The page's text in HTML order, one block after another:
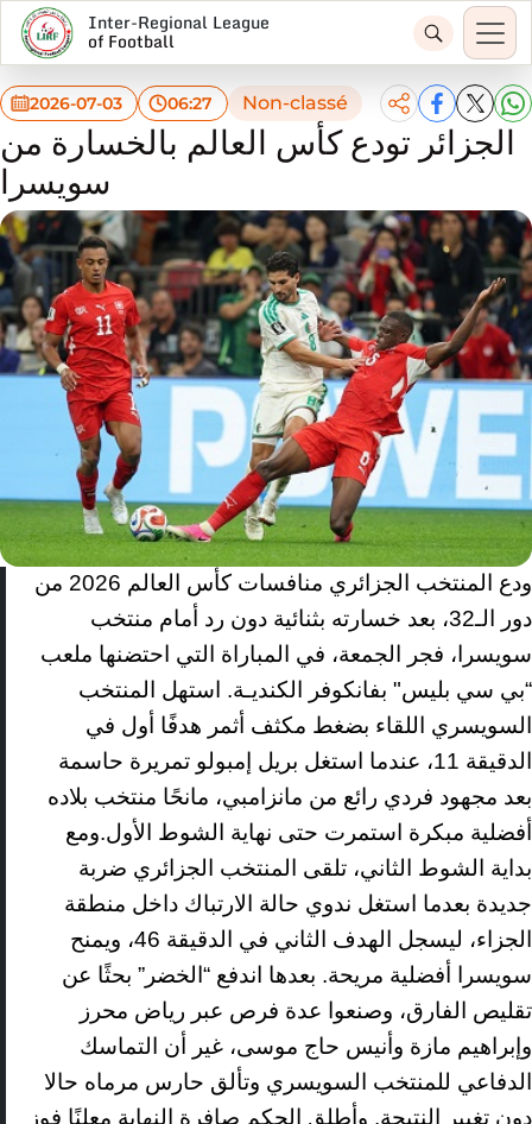
Inter-Regional League
of Football
2026-07-03 06:27 Non-classé
الجزائر تودع كأس العالم بالخسارة من
سويسرا
ودع المنتخب الجزائري منافسات كأس العالم 2026 من
دور الـ32، بعد خسارته بثنائية دون رد أمام منتخب
سويسرا، فجر الجمعة، في المباراة التي احتضنها ملعب
“بي سي بليس" بفانكوفر الكنديـة. استهل المنتخب
السويسري اللقاء بضغط مكثف أثمر هدفًا أول في
الدقيقة 11، عندما استغل بريل إمبولو تمريرة حاسمة
بعد مجهود فردي رائع من مانزامبي، مانحًا منتخب بلاده
أفضلية مبكرة استمرت حتى نهاية الشوط الأول.ومع
بداية الشوط الثاني، تلقى المنتخب الجزائري ضربة
جديدة بعدما استغل ندوي حالة الارتباك داخل منطقة
الجزاء، ليسجل الهدف الثاني في الدقيقة 46، ويمنح
سويسرا أفضلية مريحة. بعدها اندفع “الخضر” بحثًا عن
تقليص الفارق، وصنعوا عدة فرص عبر رياض محرز
وإبراهيم مازة وأنيس حاج موسى، غير أن التماسك
الدفاعي للمنتخب السويسري وتألق حارس مرماه حالا
دون تغيير النتيجة. وأطلق الحكم صافرة النهاية معلنًا فوز